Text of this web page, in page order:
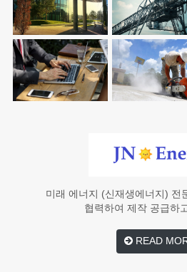
미래 에너지 (신재생에너지) 전
협력하여 제작 공급하
READ